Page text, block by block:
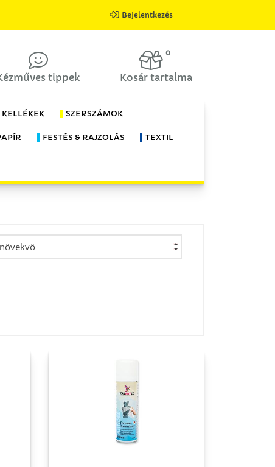
Bejelentkezés
tippek
0
Kosár tartalma
SZERSZÁMOK
FESTÉS & RAJZOLÁS TEXTIL